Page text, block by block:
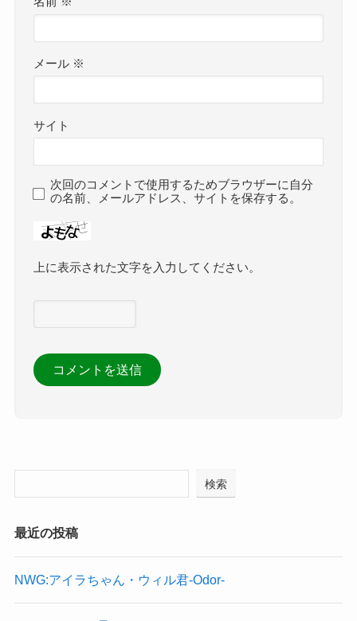
メール ※
サイト
次回のコメントで使用するためブラウザーに自分
の名前、メールアドレス、サイトを保存する。
上に表示された文字を入力してください。
検索
最近の投稿
NWG:アイラちゃん・ウィル君-Odor-